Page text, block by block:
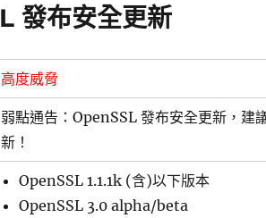
發布安全更新
高度威脅
弱點通告：OpenSSL 發布安全更新，建
新！
OpenSSL 1.1.1k (含)以下版本
OpenSSL 3.0 alpha/beta